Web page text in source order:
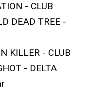
- CLUB
DEAD TREE -
KILLER - CLUB
- DELTA